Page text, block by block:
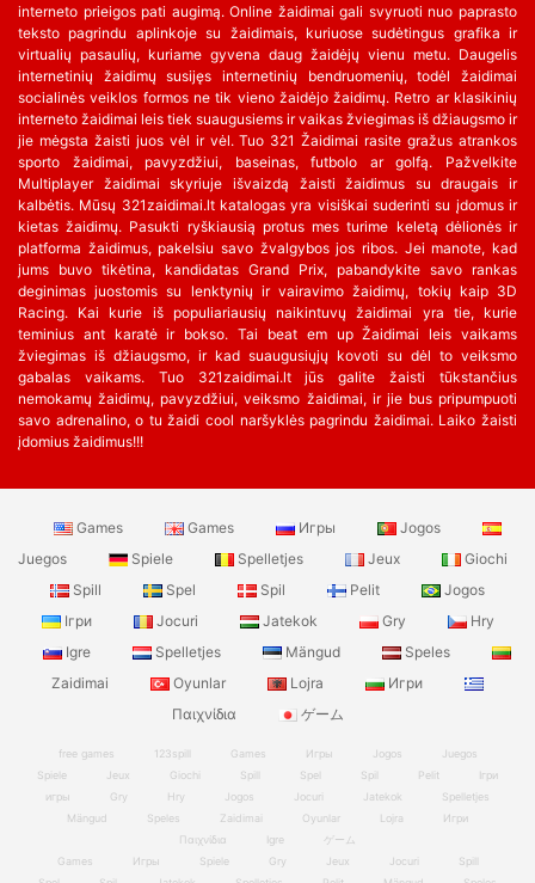
interneto prieigos pati augimą. Online žaidimai gali svyruoti nuo paprasto
teksto pagrindu aplinkoje su žaidimais, kuriuose sudėtingus grafika ir
virtualių pasaulių, kuriame gyvena daug žaidėjų vienu metu. Daugelis
internetinių žaidimų susijęs internetinių bendruomenių, todėl žaidimai
socialinės veiklos formos ne tik vieno žaidėjo žaidimų. Retro ar klasikinių
interneto žaidimai leis tiek suaugusiems ir vaikas žviegimas iš džiaugsmo ir
jie mėgsta žaisti juos vėl ir vėl. Tuo 321 Žaidimai rasite gražus atrankos
sporto žaidimai, pavyzdžiui, baseinas, futbolo ar golfą. Pažvelkite
Multiplayer žaidimai skyriuje išvaizdą žaisti žaidimus su draugais ir
kalbėtis. Mūsų 321zaidimai.lt katalogas yra visiškai suderinti su įdomus ir
kietas žaidimų. Pasukti ryškiausią protus mes turime keletą dėlionės ir
platforma žaidimus, pakelsiu savo žvalgybos jos ribos. Jei manote, kad
jums buvo tikėtina, kandidatas Grand Prix, pabandykite savo rankas
deginimas juostomis su lenktynių ir vairavimo žaidimų, tokių kaip 3D
Racing. Kai kurie iš populiariausių naikintuvų žaidimai yra tie, kurie
teminius ant karatė ir bokso. Tai beat em up Žaidimai leis vaikams
žviegimas iš džiaugsmo, ir kad suaugusiųjų kovoti su dėl to veiksmo
gabalas vaikams. Tuo 321zaidimai.lt jūs galite žaisti tūkstančius
nemokamų žaidimų, pavyzdžiui, veiksmo žaidimai, ir jie bus pripumpuoti
savo adrenalino, o tu žaidi cool naršyklės pagrindu žaidimai. Laiko žaisti
įdomius žaidimus!!!
Games Games Игры
Jogos
Juegos
Spiele Spelletjes Jeux
Giochi
Spill
Spel Spil Pelit
Jogos
Ігри
Jocuri Jatekok Gry
Hry
Igre
Spelletjes Mängud
Speles
Zaidimai
Oyunlar Lojra
Игри
Παιχνίδια
ゲーム
free games 123spill Games Игры Jogos
Juegos
Spiele
Jeux Giochi Spill Spel Spil Pelit
Ігри
игры
Gry Hry Jogos Jocuri Jatekok
Spelletjes
Mängud
Speles Zaidimai Oyunlar Lojra
Игри
Παιχνίδια
Igre
ゲーム
Games
Игры Spiele Gry Jeux Jocuri
Spill